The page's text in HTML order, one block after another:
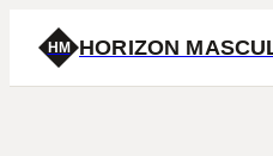
HM HORIZON